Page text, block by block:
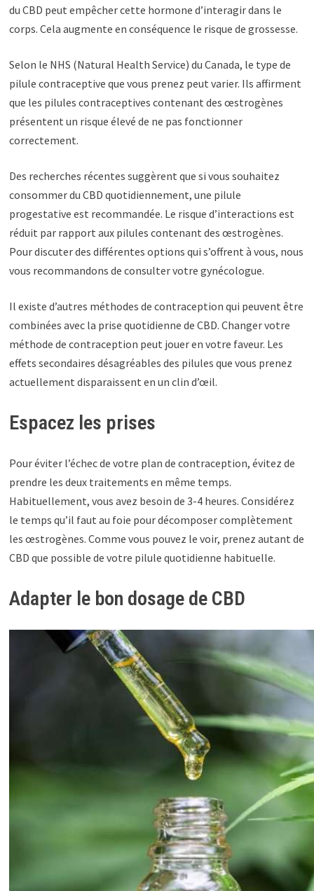
du CBD peut empêcher cette hormone d’interagir dans le
corps. Cela augmente en conséquence le risque de grossesse.
Selon le NHS (Natural Health Service) du Canada, le type de
pilule contraceptive que vous prenez peut varier. Ils affirment
que les pilules contraceptives contenant des œstrogènes
présentent un risque élevé de ne pas fonctionner
correctement.
Des recherches récentes suggèrent que si vous souhaitez
consommer du CBD quotidiennement, une pilule
progestative est recommandée. Le risque d’interactions est
réduit par rapport aux pilules contenant des œstrogènes.
Pour discuter des différentes options qui s’offrent à vous, nous
vous recommandons de consulter votre gynécologue.
Il existe d’autres méthodes de contraception qui peuvent être
combinées avec la prise quotidienne de CBD. Changer votre
méthode de contraception peut jouer en votre faveur. Les
effets secondaires désagréables des pilules que vous prenez
actuellement disparaissent en un clin d’œil.
Espacez les prises
Pour éviter l’échec de votre plan de contraception, évitez de
prendre les deux traitements en même temps.
Habituellement, vous avez besoin de 3-4 heures. Considérez
le temps qu’il faut au foie pour décomposer complètement
les œstrogènes. Comme vous pouvez le voir, prenez autant de
CBD que possible de votre pilule quotidienne habituelle.
Adapter le bon dosage de CBD